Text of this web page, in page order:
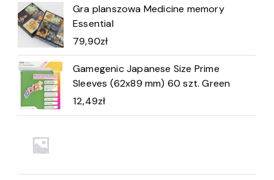
Gra planszowa Medicine memory
Essential
79,90zł
Gamegenic Japanese Size Prime
Sleeves (62x89 mm) 60 szt. Green
12,49zł